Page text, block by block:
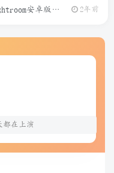
安卓版介绍 2年前
都在上演